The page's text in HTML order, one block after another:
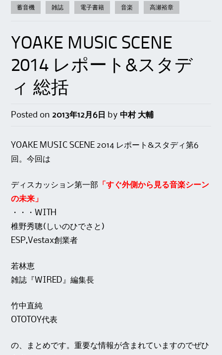
蓄音機 雑誌 電子書籍 音楽 高瀬裕章
YOAKE MUSIC SCENE
2014 レポート&スタデ
ィ 総括
Posted on 2013年12月6日 by中村 大輔
YOAKE MUSIC SCENE 2014 レポート&スタディ第6
回。今回は
ディスカッション第一部 「すぐ外側から見る音楽シーン
の未来」
・・・WITH
椎野秀聰(しいのひでさと)
ESP,Vestax創業者
若林恵
雑誌『WIRED』編集長
竹中直純
OTOTOY代表
の、まとめです。重要な情報が含まれていますのでぜひ